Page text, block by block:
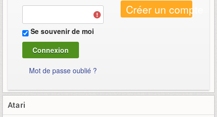
Se souvenir de moi
Mot de passe oublié ?
Créer un compte
Atari